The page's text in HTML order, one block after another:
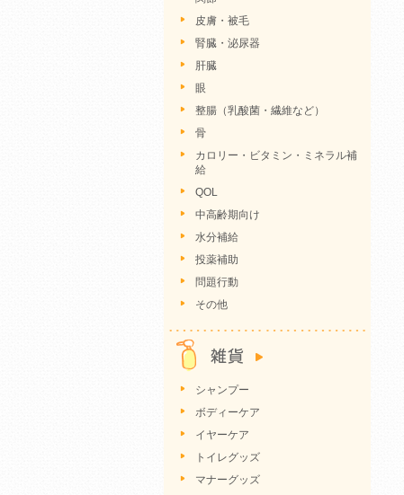
皮膚・被毛
腎臓・泌尿器
肝臓
眼
整腸（乳酸菌・繊維など）
骨
カロリー・ビタミン・ミネラル補
給
QOL
中高齢期向け
水分補給
投薬補助
問題行動
その他
シャンプー
ボディーケア
イヤーケア
トイレグッズ
マナーグッズ